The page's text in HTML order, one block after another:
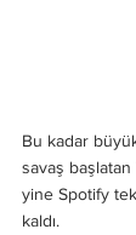
Bu kadar
savaş
yine Spotify
kaldı.